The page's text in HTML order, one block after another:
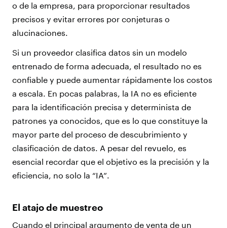
o de la empresa, para proporcionar resultados
precisos y evitar errores por conjeturas o
alucinaciones.
Si un proveedor clasifica datos sin un modelo
entrenado de forma adecuada, el resultado no es
confiable y puede aumentar rápidamente los costos
a escala. En pocas palabras, la IA no es eficiente
para la identificación precisa y determinista de
patrones ya conocidos, que es lo que constituye la
mayor parte del proceso de descubrimiento y
clasificación de datos. A pesar del revuelo, es
esencial recordar que el objetivo es la precisión y la
eficiencia, no solo la “IA”.
El atajo de muestreo
Cuando el principal argumento de venta de un